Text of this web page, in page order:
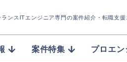
ランスITエンジニア専門の案件紹介 ・転職支
案件特集 プロエ